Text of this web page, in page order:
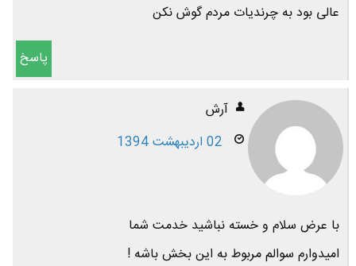
عالی بود به چرندیات مردم گوش نکن
پاسخ
آرش
02 اردیبهشت 1394
با عرض سلام و خسته نباشید خدمت شما
امیدوارم سوالم مربوط به این بخش باشه !